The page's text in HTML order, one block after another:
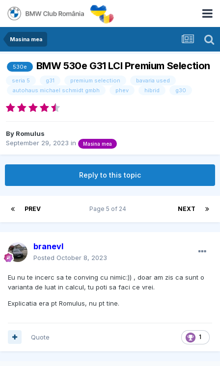
Masina mea
530e BMW 530e G31 LCI Premium Selection
seria 5 g31 premium selection
bavaria used
autohaus michael schmidt gmbh
phev hibrid g30
By Romulus
September 29, 2023 in Masina mea
Reply to this topic
PREV NEXT
Page 5 of 24
branevl
Posted October 8, 2023
Eu nu te incerc sa te conving cu nimic:)) , doar am zis ca sunt o
varianta de luat in calcul, tu poti sa faci ce vrei.
Explicatia era pt Romulus, nu pt tine.
1
Quote